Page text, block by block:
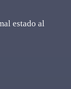
estado al